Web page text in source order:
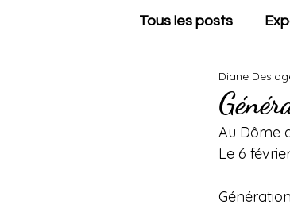
Tous les posts
Diane
Au Dôme
Le 6